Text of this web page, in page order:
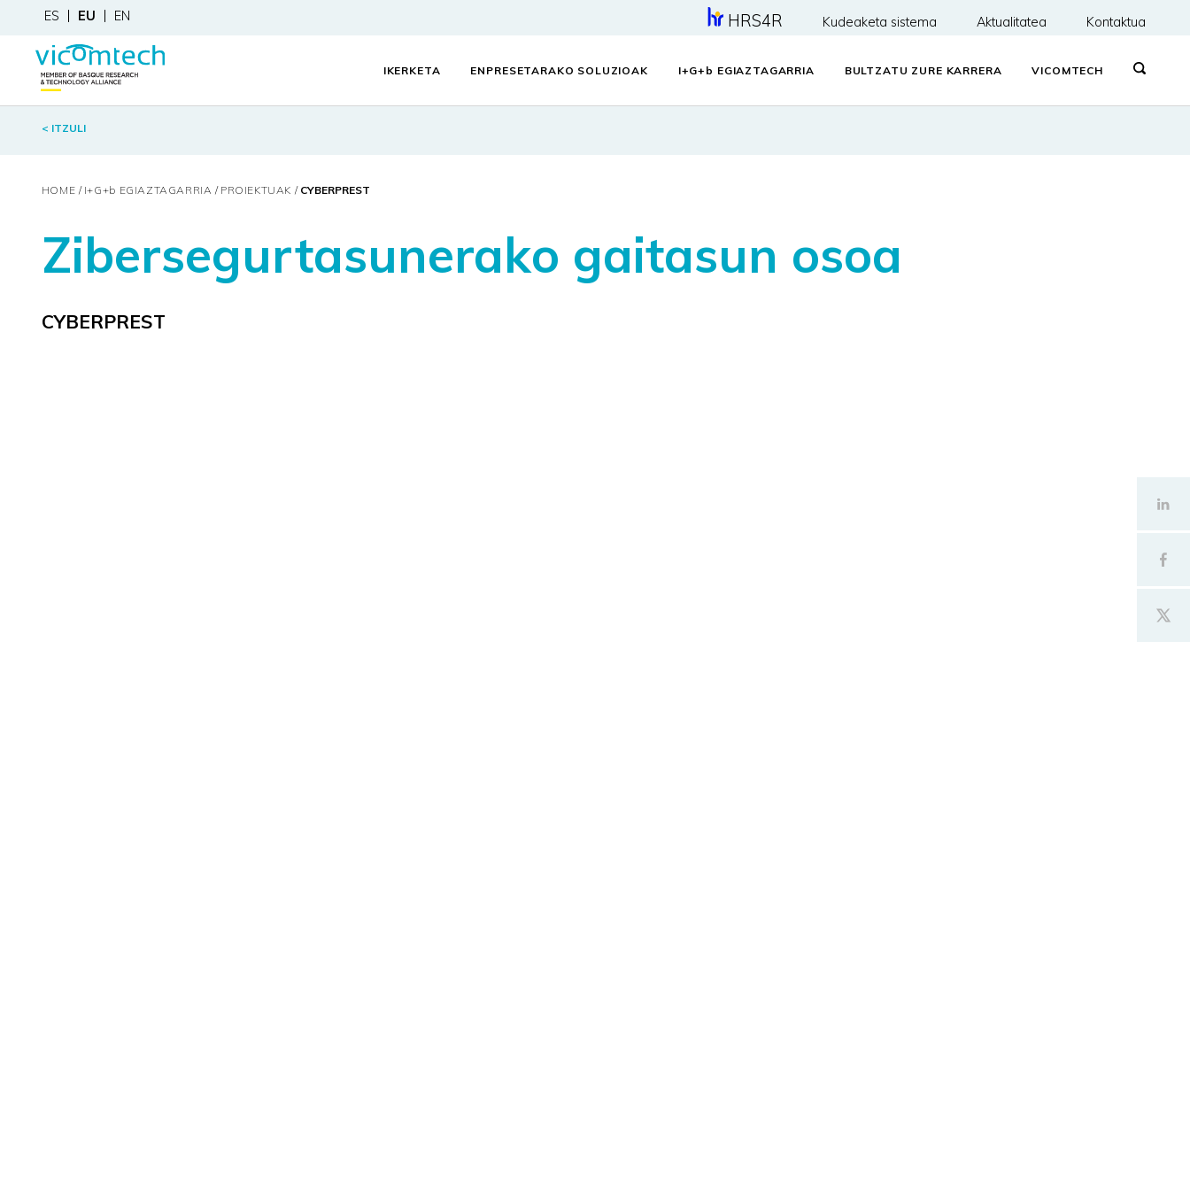
ES EU EN HRS4R Kudeaketa sistema Aktualitatea Kontaktua
IKERKETA ENPRESETARAKO SOLUZIOAK I+G+ b EGIAZTAGARRIA BULTZATU ZURE KARRERA VICOMTECH
< ITZULI
HOME I+G+b EGIAZTAGARRIA PROIEKTUAK CYBERPREST
Zibersegurtasunerako gaitasun osoa
CYBERPREST